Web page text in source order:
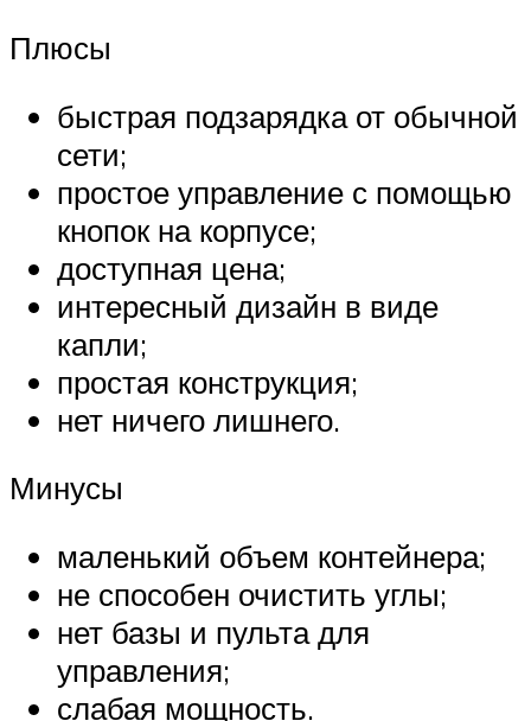
Плюсы
быстрая подзарядка от обычной
сети;
простое управление с помощью
кнопок на корпусе;
доступная цена;
интересный дизайн в виде
капли;
простая конструкция;
нет ничего лишнего.
Минусы
маленький объем контейнера;
не способен очистить углы;
нет базы и пульта для
управления;
слабая мощность.